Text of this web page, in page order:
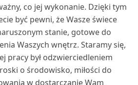
co jej wykonanie. Dzięki tym
być pewni, że Wasze świece
stanie, gotowe do
Waszych wnętrz. Staramy się,
pracy był odzwierciedleniem
o środowisko, miłości do
w dostarczanie Wam